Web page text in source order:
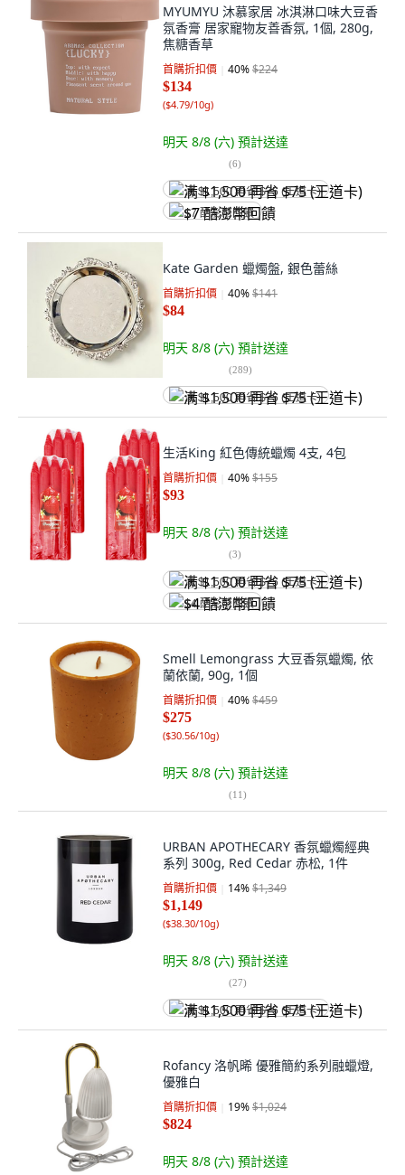
MYUMYU 沐慕家居 冰淇淋口味大豆香
氛香膏 居家寵物友善香氛, 1個, 280g,
焦糖香草
首購折扣價 40%$224
$134
($4.79/10g)
明天 8/8 (六) 預計送達
(6)
满 $1,500 再省 $75 (王道卡)
$7 酷澎幣回饋
Kate Garden 蠟燭盤, 銀色蕾絲
首購折扣價 40%$141
$84
明天 8/8 (六) 預計送達
(289)
满 $1,500 再省 $75 (王道卡)
生活King 紅色傳統蠟燭 4支, 4包
首購折扣價 40%$155
$93
明天 8/8 (六) 預計送達
(3)
满 $1,500 再省 $75 (王道卡)
$4 酷澎幣回饋
Smell Lemongrass 大豆香氛蠟燭, 依
蘭依蘭, 90g, 1個
首購折扣價 40%$459
$275
($30.56/10g)
明天 8/8 (六) 預計送達
(11)
URBAN APOTHECARY 香氛蠟燭經典
系列 300g, Red Cedar 赤松, 1件
首購折扣價 14%$1,349
$1,149
($38.30/10g)
明天 8/8 (六) 預計送達
(27)
满 $1,500 再省 $75 (王道卡)
Rofancy 洛帆晞 優雅簡約系列融蠟燈,
優雅白
首購折扣價 19%$1,024
$824
明天 8/8 (六) 預計送達